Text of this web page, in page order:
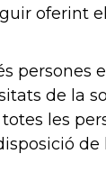
oferint
persones
de la
les
de